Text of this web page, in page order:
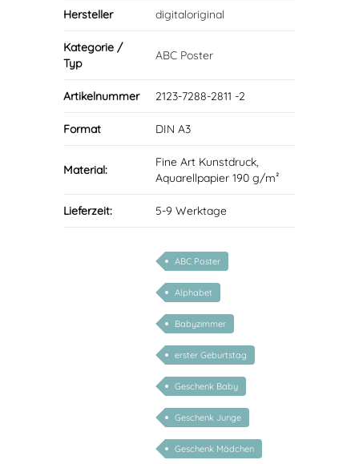
Hersteller digitaloriginal
Kategorie /
Typ
ABC Poster
Artikelnummer 2123-7288-2811 -2
Format DIN A3
Material:
Fine Art Kunstdruck,
Aquarellpapier 190 g/m²
Lieferzeit: 5-9 Werktage
ABC Poster
Alphabet
Babyzimmer
erster Geburtstag
Geschenk Baby
Geschenk Junge
Geschenk Mädchen